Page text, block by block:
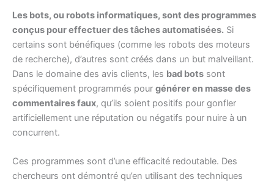
Les bots, ou robots informatiques, sont des programmes
conçus pour effectuer des tâches automatisées. Si
certains sont bénéfiques (comme les robots des moteurs
de recherche), d’autres sont créés dans un but malveillant.
Dans le domaine des avis clients, les bad bots sont
spécifiquement programmés pour générer en masse des
commentaires faux, qu’ils soient positifs pour gonfler
artificiellement une réputation ou négatifs pour nuire à un
concurrent.
Ces programmes sont d’une efficacité redoutable. Des
chercheurs ont démontré qu’en utilisant des techniques